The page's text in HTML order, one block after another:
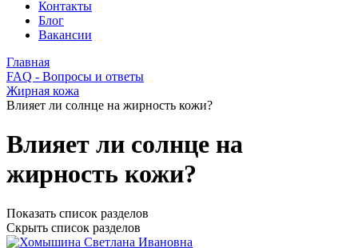
Контакты
Блог
Вакансии
Главная
FAQ - Вопросы и ответы
Жирная кожа
Влияет ли солнце на жирность кожи?
Влияет ли солнце на
жирность кожи?
Показать список разделов
Скрыть список разделов